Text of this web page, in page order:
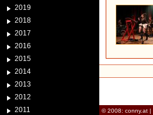
2019
2018
2017
2016
2015
2014
2013
2012
2011
© 2008: conny.at |